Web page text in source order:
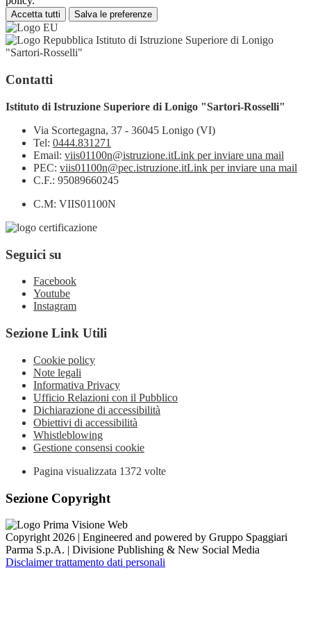
Accetta tutti Salva le preferenze
Istituto di Istruzione Superiore di Lonigo
"Sartori-Rosselli"
Contatti
Istituto di Istruzione Superiore di Lonigo "Sartori-Rosselli"
Via Scortegagna, 37 - 36045 Lonigo (VI)
Tel: 0444.831271
Email: viis01100n@istruzione.itLink per inviare una mail
PEC: viis01100n@pec.istruzione.itLink per inviare una mail
C.F.: 95089660245
C.M: VIIS01100N
Seguici su
Facebook
Youtube
Instagram
Sezione Link Utili
Cookie policy
Note legali
Informativa Privacy
Ufficio Relazioni con il Pubblico
Dichiarazione di accessibilità
Obiettivi di accessibilità
Whistleblowing
Gestione consensi cookie
Pagina visualizzata 1372 volte
Sezione Copyright
Copyright 2026 | Engineered and powered by Gruppo Spaggiari
Parma S.p.A. | Divisione Publishing & New Social Media
Disclaimer trattamento dati personali